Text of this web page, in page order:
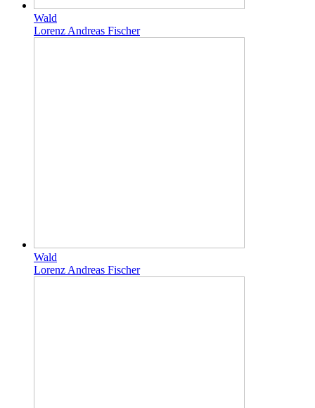
Wald
Lorenz Andreas Fischer
Wald
Lorenz Andreas Fischer